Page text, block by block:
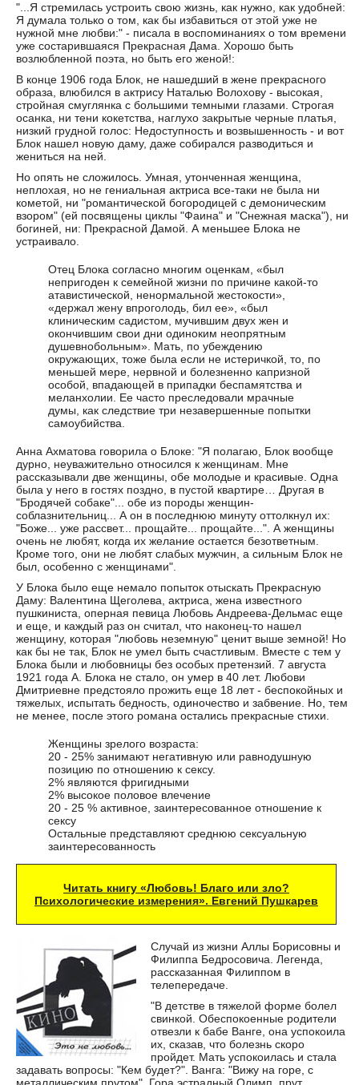
"...Я стремилась устроить свою жизнь, как нужно, как удобней:
Я думала только о том, как бы избавиться от этой уже не
нужной мне любви:" - писала в воспоминаниях о том времени
уже состарившаяся Прекрасная Дама. Хорошо быть
возлюбленной поэта, но быть его женой!:
В конце 1906 года Блок, не нашедший в жене прекрасного
образа, влюбился в актрису Наталью Волохову - высокая,
стройная смуглянка с большими темными глазами. Строгая
осанка, ни тени кокетства, наглухо закрытые черные платья,
низкий грудной голос: Недоступность и возвышенность - и вот
Блок нашел новую даму, даже собирался разводиться и
жениться на ней.
Но опять не сложилось. Умная, утонченная женщина,
неплохая, но не гениальная актриса все-таки не была ни
кометой, ни "романтической богородицей с демоническим
взором" (ей посвящены циклы "Фаина" и "Снежная маска"), ни
богиней, ни: Прекрасной Дамой. А меньшее Блока не
устраивало.
Отец Блока согласно многим оценкам, «был
непригоден к семейной жизни по причине какой-то
атавистической, ненормальной жестокости»,
«держал жену впроголодь, бил ее», «был
клиническим садистом, мучившим двух жен и
окончившим свои дни одиноким неопрятным
душевнобольным». Мать, по убеждению
окружающих, тоже была если не истеричкой, то, по
меньшей мере, нервной и болезненно капризной
особой, впадающей в припадки беспамятства и
меланхолии. Ее часто преследовали мрачные
думы, как следствие три незавершенные попытки
самоубийства.
Анна Ахматова говорила о Блоке: "Я полагаю, Блок вообще
дурно, неуважительно относился к женщинам. Мне
рассказывали две женщины, обе молодые и красивые. Одна
была у него в гостях поздно, в пустой квартире… Другая в
"Бродячей собаке"... обе из породы женщин-
соблазнительниц... А он в последнюю минуту оттолкнул их:
"Боже... уже рассвет... прощайте... прощайте...". А женщины
очень не любят, когда их желание остается безответным.
Кроме того, они не любят слабых мужчин, а сильным Блок не
был, особенно с женщинами".
У Блока было еще немало попыток отыскать Прекрасную
Даму: Валентина Щеголева, актриса, жена известного
пушкиниста, оперная певица Любовь Андреева-Дельмас еще
и еще, и каждый раз он считал, что наконец-то нашел
женщину, которая "любовь неземную" ценит выше земной! Но
как бы не так, Блок не умел быть счастливым. Вместе с тем у
Блока были и любовницы без особых претензий. 7 августа
1921 года А. Блока не стало, он умер в 40 лет. Любови
Дмитриевне предстояло прожить еще 18 лет - беспокойных и
тяжелых, испытать бедность, одиночество и забвение. Но, тем
не менее, после этого романа остались прекрасные стихи.
Женщины зрелого возраста:
20 - 25% занимают негативную или равнодушную
позицию по отношению к сексу.
2% являются фригидными
2% высокое половое влечение
20 - 25 % активное, заинтересованное отношение к
сексу
Остальные представляют среднюю сексуальную
заинтересованность
Читать книгу «Любовь! Благо или зло?
Психологические измерения». Евгений Пушкарев
Случай из жизни Аллы Борисовны и
Филиппа Бедросовича. Легенда,
рассказанная Филиппом в
телепередаче.
"В детстве в тяжелой форме болел
свинкой. Обеспокоенные родители
отвезли к бабе Ванге, она успокоила
их, сказав, что болезнь скоро
пройдет. Мать успокоилась и стала
задавать вопросы: "Кем будет?". Ванга: "Вижу на горе, с